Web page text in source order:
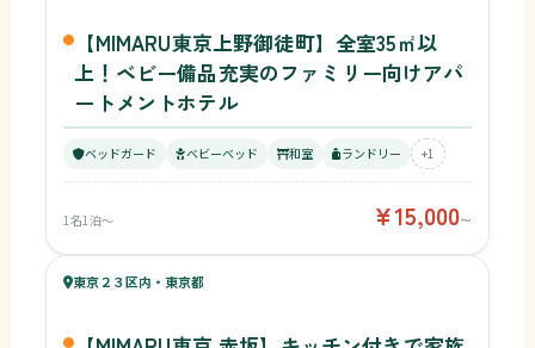
【MIMARU東京上野御徒町】全室35㎡以
上！ベビー備品充実のファミリー向けアパ
ートメントホテル
ベッドガード ベビーベッド 和室 ランドリー +1
1名1泊〜 ¥15,000〜
48ベビー
47キッズ
東京２３区内・東京都